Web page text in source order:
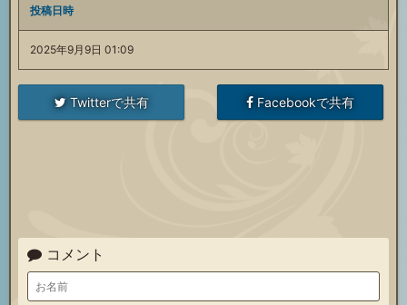
投稿日時
2025年9月9日 01:09
Twitterで共有 Facebookで共有
コメント